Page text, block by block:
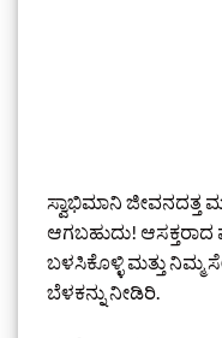
ಸ್ವಾಭಿಮಾನಿ ಜೀವನದತ್ತ
ಆಗಬಹುದು!
ಬಳಸಿಕೊಳ್ಳಿ ಮತ್ತು
ಬೆಳಕನ್ನು ನೀಡಿರಿ.